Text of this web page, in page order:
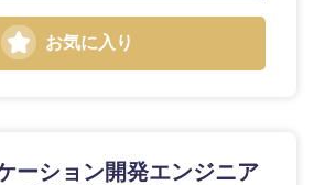
お気に入り
ーション開発エンジニア